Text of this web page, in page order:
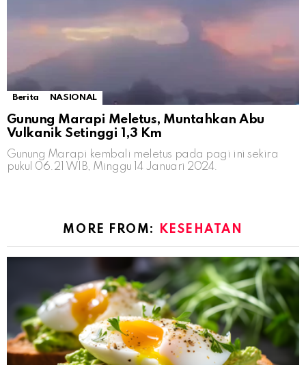
Berita NASIONAL
Gunung Marapi Meletus, Muntahkan Abu
Vulkanik Setinggi 1,3 Km
Gunung Marapi kembali meletus pada pagi ini sekira
pukul 06.21 WIB, Minggu 14 Januari 2024.
MORE FROM: KESEHATAN